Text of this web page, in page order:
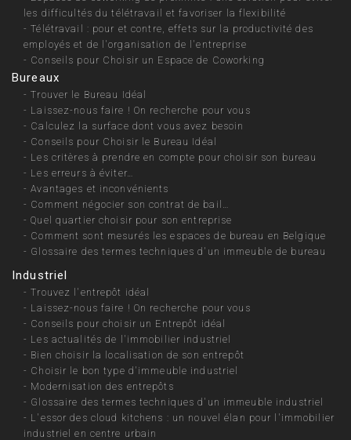
les difficultés du télétravail et favoriser la flexibilité
-Télétravail : pour et contre, effets sur la productivité des
employés et de l'organisation de l'entreprise
- Conseils pour Choisir un Espace de Coworking
Bureaux
-Trouver le Bureau Idéal
- Laissez-nous faire ! On recherche pour vous
- Calculez la surface dont vous avez besoin
- Conseils pour Choisir le Bureau Idéal
- Les critères à prendre en compte pour choisir son bureau
- Les erreurs à éviter…
-Avantages et inconvénients
- Comment négocier son contrat de bail…
-Quel quartier choisir pour son entreprise
- Comment sont mesurés les espaces de bureau en Belgique
- Glossaire des termes techniques d'un immeuble de bureau
Industriel
-Trouvez l'entrepôt idéal
- Laissez-nous faire ! On recherche pour vous
- Conseils pour choisir un Entrepôt idéal
- Les actualités de l'immobilier industriel
- Bien choisir la localisation de son entrepôt
- Choisir le bon type d'immeuble industriel
- Modernisation des entrepôts
- Glossaire des termes techniques d'un immeuble industriel
- L'essor des cloud kitchens : un nouvel élan pour l'immobilier
industriel en centre urbain